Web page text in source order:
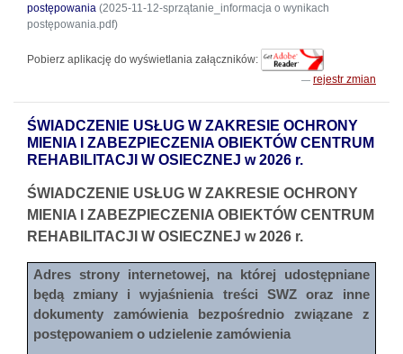
postępowania (2025-11-12-sprzątanie_informacja o wynikach
postępowania.pdf)
Pobierz aplikację do wyświetlania załączników:
rejestr zmian
ŚWIADCZENIE USŁUG W ZAKRESIE OCHRONY
MIENIA I ZABEZPIECZENIA OBIEKTÓW CENTRUM
REHABILITACJI W OSIECZNEJ w 2026 r.
ŚWIADCZENIE USŁUG W ZAKRESIE OCHRONY
MIENIA I ZABEZPIECZENIA OBIEKTÓW CENTRUM
REHABILITACJI W OSIECZNEJ w 2026 r.
Adres strony internetowej, na której udostępniane
będą zmiany i wyjaśnienia treści SWZ oraz inne
dokumenty zamówienia bezpośrednio związane z
postępowaniem o udzielenie zamówienia